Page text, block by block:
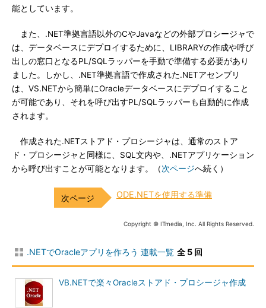
能としています。
また、.NET準拠言語以外のCやJavaなどの外部プロシージャで
は、データベースにデプロイするために、LIBRARYの作成や呼び
出しの窓口となるPL/SQLラッパーを手動で準備する必要があり
ました。しかし、.NET準拠言語で作成された.NETアセンブリ
は、VS.NETから簡単にOracleデータベースにデプロイすること
が可能であり、それを呼び出すPL/SQLラッパーも自動的に作成
されます。
作成された.NETストアド・プロシージャは、通常のストア
ド・プロシージャと同様に、SQL文内や、.NETアプリケーション
から呼び出すことが可能となります。（次ページへ続く）
ODE.NETを使用する準備
Copyright © ITmedia, Inc. All Rights Reserved.
.NETでOracleアプリを作ろう 連載一覧 全 5 回
VB.NETで楽々Oracleストアド・プロシージャ作成